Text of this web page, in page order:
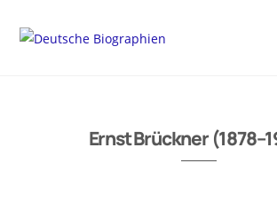
Ernst Brückner